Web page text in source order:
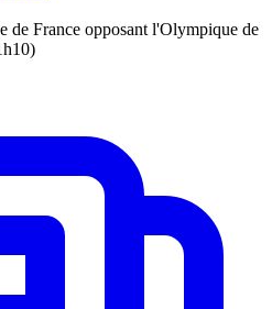
de France opposant l'Olympique de